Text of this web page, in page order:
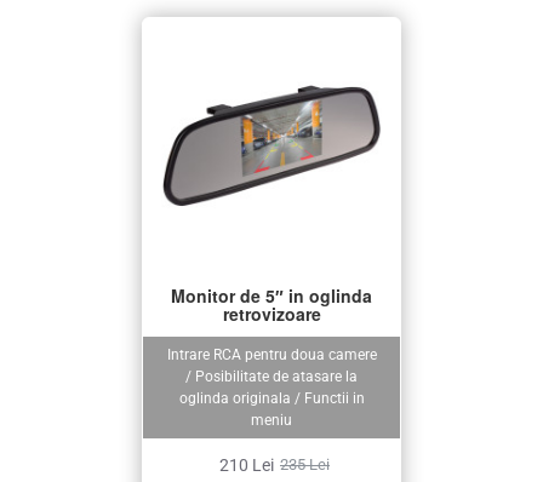
Intrare RCA pentru doua camere
/ Posibilitate de atasare la
oglinda originala / Functii in
meniu
Monitor de 5″ in oglinda
retrovizoare
210 Lei 235 Lei